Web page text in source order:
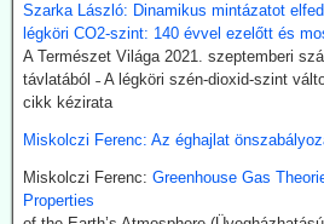
októberében. A támogatók között ott
világ legnagyobb vállalatait összefogó
Sustainable Development. Az illető
miatti lezárások a vörös hús
járműhasználat korlátozását, a
kitermelésének megszüntetését
intézkedéseket jelentenének.
Hogy erre (egyelőre legalább is)
összeesküvés-elmélet
Szarka László: Dinamikus mintázatot
légköri CO2-szint: 140 évvel ezelőtt és
A Természet Világa 2021. szeptemberi
távlatából ˗ A légköri szén-dioxid-szint
cikk kézirata
Miskolczi Ferenc: Az éghajlat
Miskolczi Ferenc: Greenhouse Gas
Properties